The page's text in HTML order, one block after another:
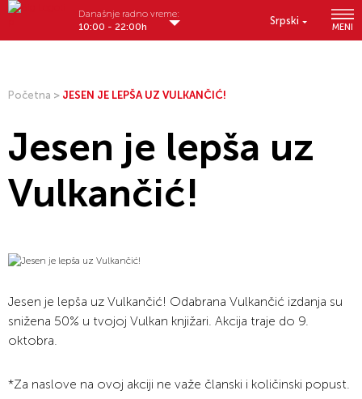
Srpski
MENI
Današnje radno vreme:
10:00 - 22:00h
Početna > JESEN JE LEPŠA UZ VULKANČIĆ!
Jesen je lepša uz
Vulkančić!
Jesen je lepša uz Vulkančić! Odabrana Vulkančić izdanja su
snižena 50% u tvojoj Vulkan knjižari. Akcija traje do 9.
oktobra.
*Za naslove na ovoj akciji ne važe članski i količinski popust.